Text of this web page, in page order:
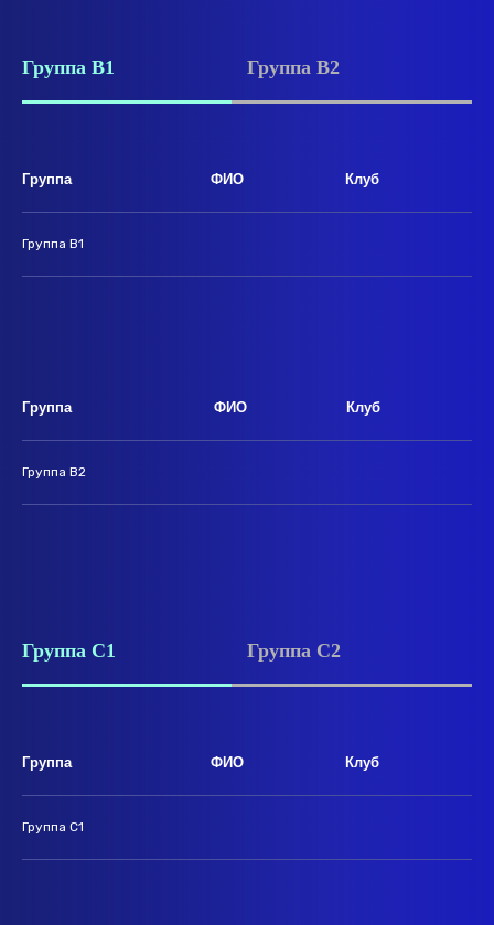
Группа B1 Группа B2
Группа ФИО Клуб
Группа B1
Группа ФИО Клуб
Группа B2
Группа C1 Группа C2
Группа ФИО Клуб
Группа C1